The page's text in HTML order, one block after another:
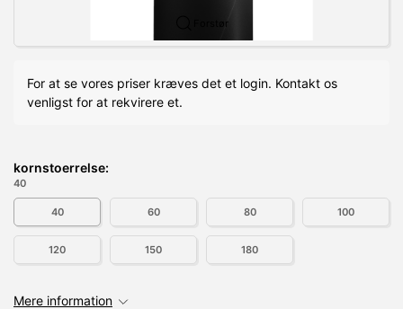
Forstør
For at se vores priser kræves det et login. Kontakt os
venligst for at rekvirere et.
kornstoerrelse:
40
40 60 80 100
120 150 180
Mere information